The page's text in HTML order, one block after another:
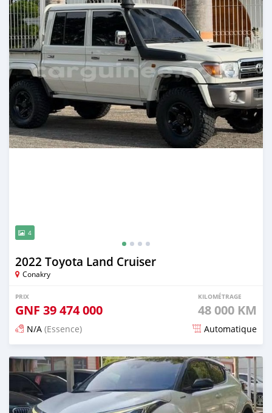
4
2022 Toyota Land Cruiser
Conakry
PRIX
GNF 39 474 000
KILOMÉTRAGE
48 000 KM
N/A (Essence) Automatique
Publié il y a 16 jours